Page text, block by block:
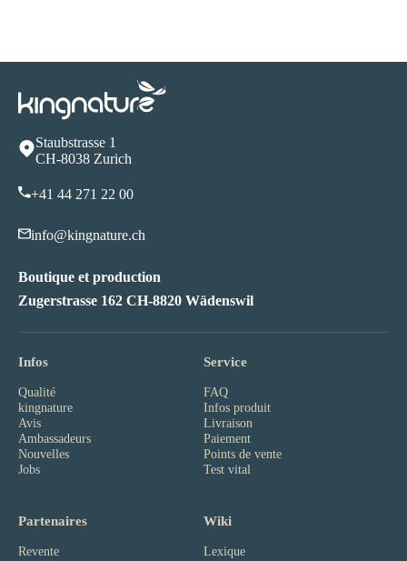
Staubstrasse 1
CH-8038 Zurich
+41 44 271 22 00
info@kingnature.ch
Boutique et production
Zugerstrasse 162 CH-8820 Wädenswil
Infos
Qualité
kingnature
Avis
Ambassadeurs
Nouvelles
Jobs
Service
FAQ
Infos produit
Livraison
Paiement
Points de vente
Test vital
Partenaires
Revente
Wiki
Lexique